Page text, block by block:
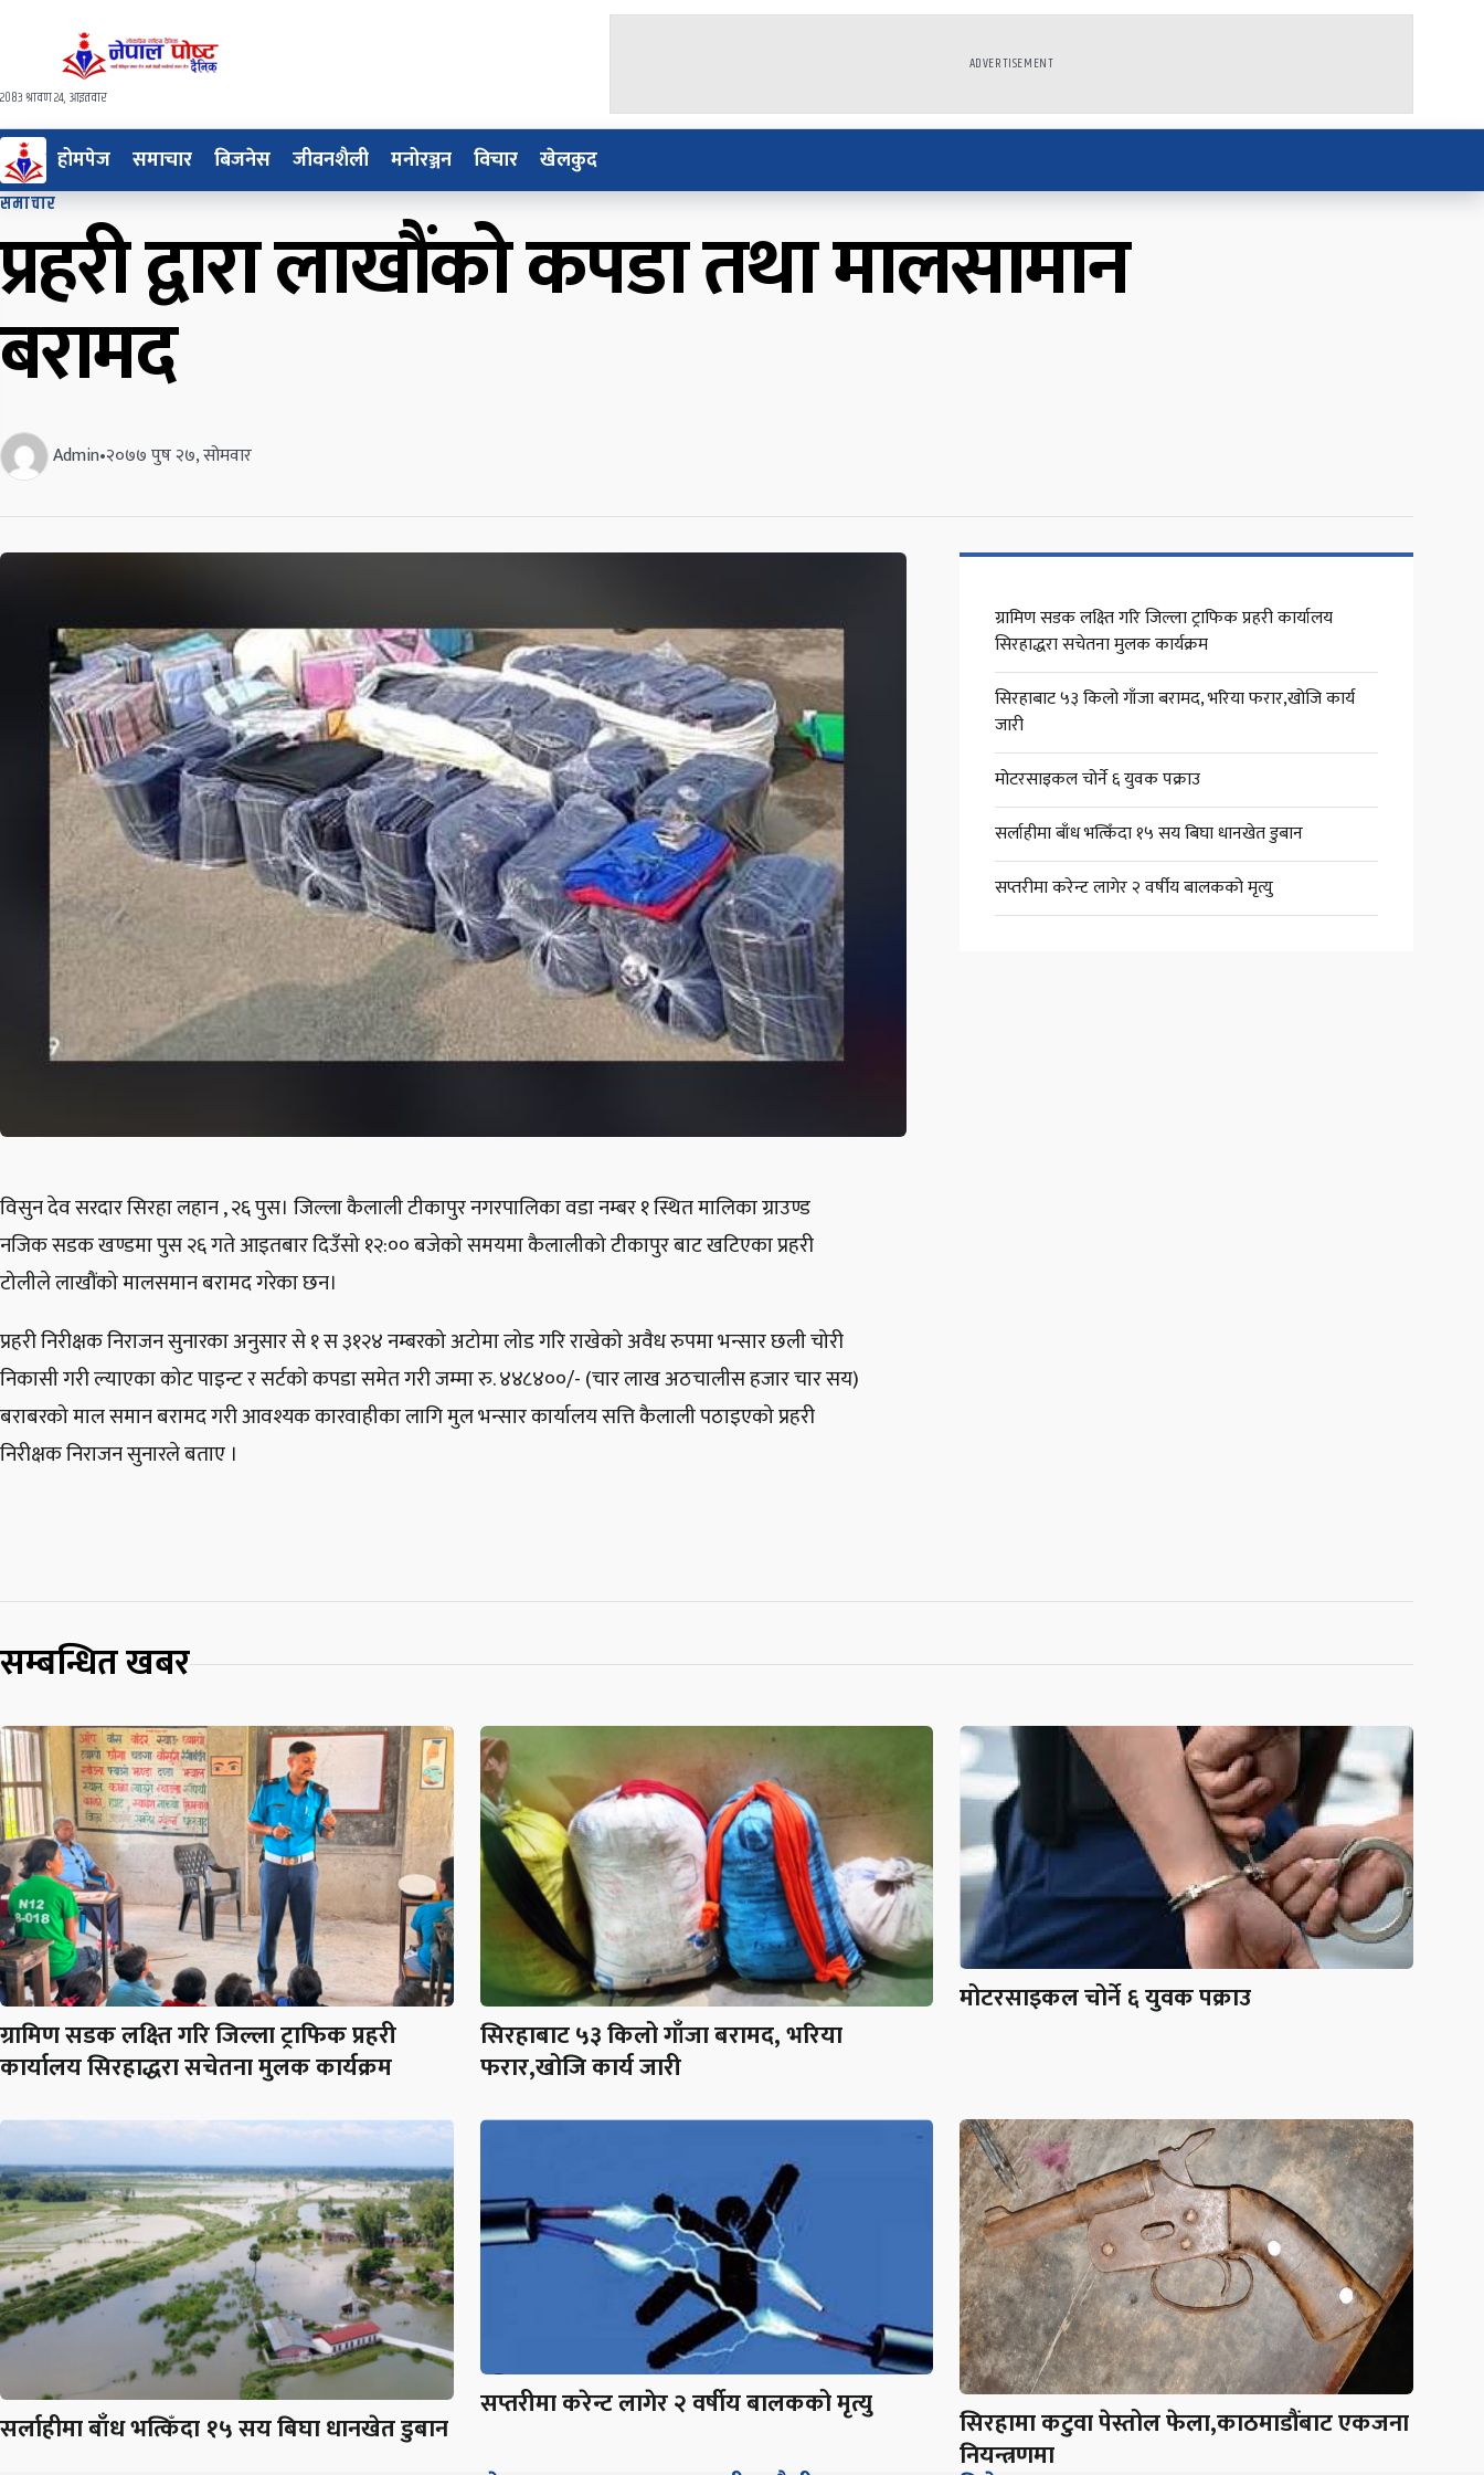
२०८३ श्रावण २४, आइतवार
ADVERTISEMENT
होमपेज समाचार बिजनेस जीवनशैली मनोरञ्जन विचार खेलकुद
समाचार
प्रहरी द्वारा लाखौंको कपडा तथा मालसामान
बरामद
Admin•२०७७ पुष २७, सोमवार
विसुन देव सरदार सिरहा लहान , २६ पुस। जिल्ला कैलाली टीकापुर नगरपालिका वडा नम्बर १ स्थित मालिका ग्राउण्ड
नजिक सडक खण्डमा पुस २६ गते आइतबार दिउँसो १२:०० बजेको समयमा कैलालीको टीकापुर बाट खटिएका प्रहरी
टोलीले लाखौंको मालसमान बरामद गरेका छन।
प्रहरी निरीक्षक निराजन सुनारका अनुसार से १ स ३१२४ नम्बरको अटोमा लोड गरि राखेको अवैध रुपमा भन्सार छली चोरी
निकासी गरी ल्याएका कोट पाइन्ट र सर्टको कपडा समेत गरी जम्मा रु. ४४८४००/- (चार लाख अठचालीस हजार चार सय)
बराबरको माल समान बरामद गरी आवश्यक कारवाहीका लागि मुल भन्सार कार्यालय सत्ति कैलाली पठाइएको प्रहरी
निरीक्षक निराजन सुनारले बताए ।
ग्रामिण सडक लक्ष्ति गरि जिल्ला ट्राफिक प्रहरी कार्यालय
सिरहाद्धरा सचेतना मुलक कार्यक्रम
सिरहाबाट ५३ किलो गाँजा बरामद, भरिया फरार,खोजि कार्य
जारी
मोटरसाइकल चोर्ने ६ युवक पक्राउ
सर्लाहीमा बाँध भत्किँदा १५ सय बिघा धानखेत डुबान
सप्तरीमा करेन्ट लागेर २ वर्षीय बालकको मृत्यु
सम्बन्धित खबर
ग्रामिण सडक लक्ष्ति गरि जिल्ला ट्राफिक प्रहरी
कार्यालय सिरहाद्धरा सचेतना मुलक कार्यक्रम
सिरहाबाट ५३ किलो गाँजा बरामद, भरिया
फरार,खोजि कार्य जारी
मोटरसाइकल चोर्ने ६ युवक पक्राउ
सर्लाहीमा बाँध भत्किँदा १५ सय बिघा धानखेत डुबान
सप्तरीमा करेन्ट लागेर २ वर्षीय बालकको मृत्यु सिरहामा कटुवा पेस्तोल फेला,काठमाडौंबाट एकजना
नियन्त्रणमा